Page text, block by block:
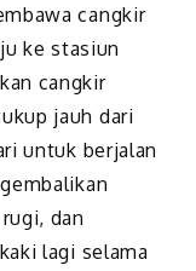
cangkir
ke stasiun
cangkir
jauh dari
untuk berjalan
dan
lagi selama